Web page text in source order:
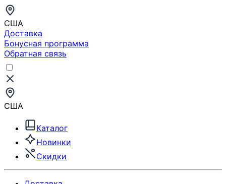
США
Доставка
Бонусная программа
Обратная связь
США
Каталог
Новинки
Скидки